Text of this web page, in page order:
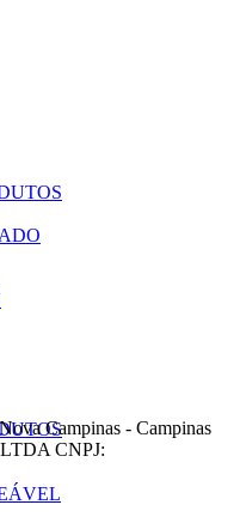
Nova Campinas - Campinas
CNPJ: